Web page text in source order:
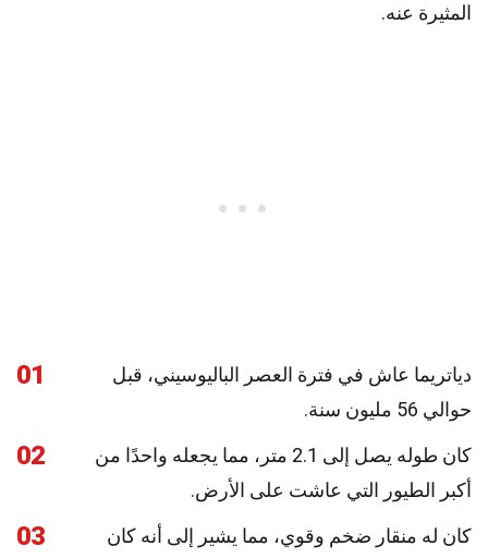
المثيرة عنه.
01
دياتريما عاش في فترة العصر الباليوسيني، قبل
حوالي 56 مليون سنة.
02
كان طوله يصل إلى 2.1 متر، مما يجعله واحدًا من
أكبر الطيور التي عاشت على الأرض.
03
كان له منقار ضخم وقوي، مما يشير إلى أنه كان